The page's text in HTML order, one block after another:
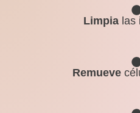
Limpia las
Remueve